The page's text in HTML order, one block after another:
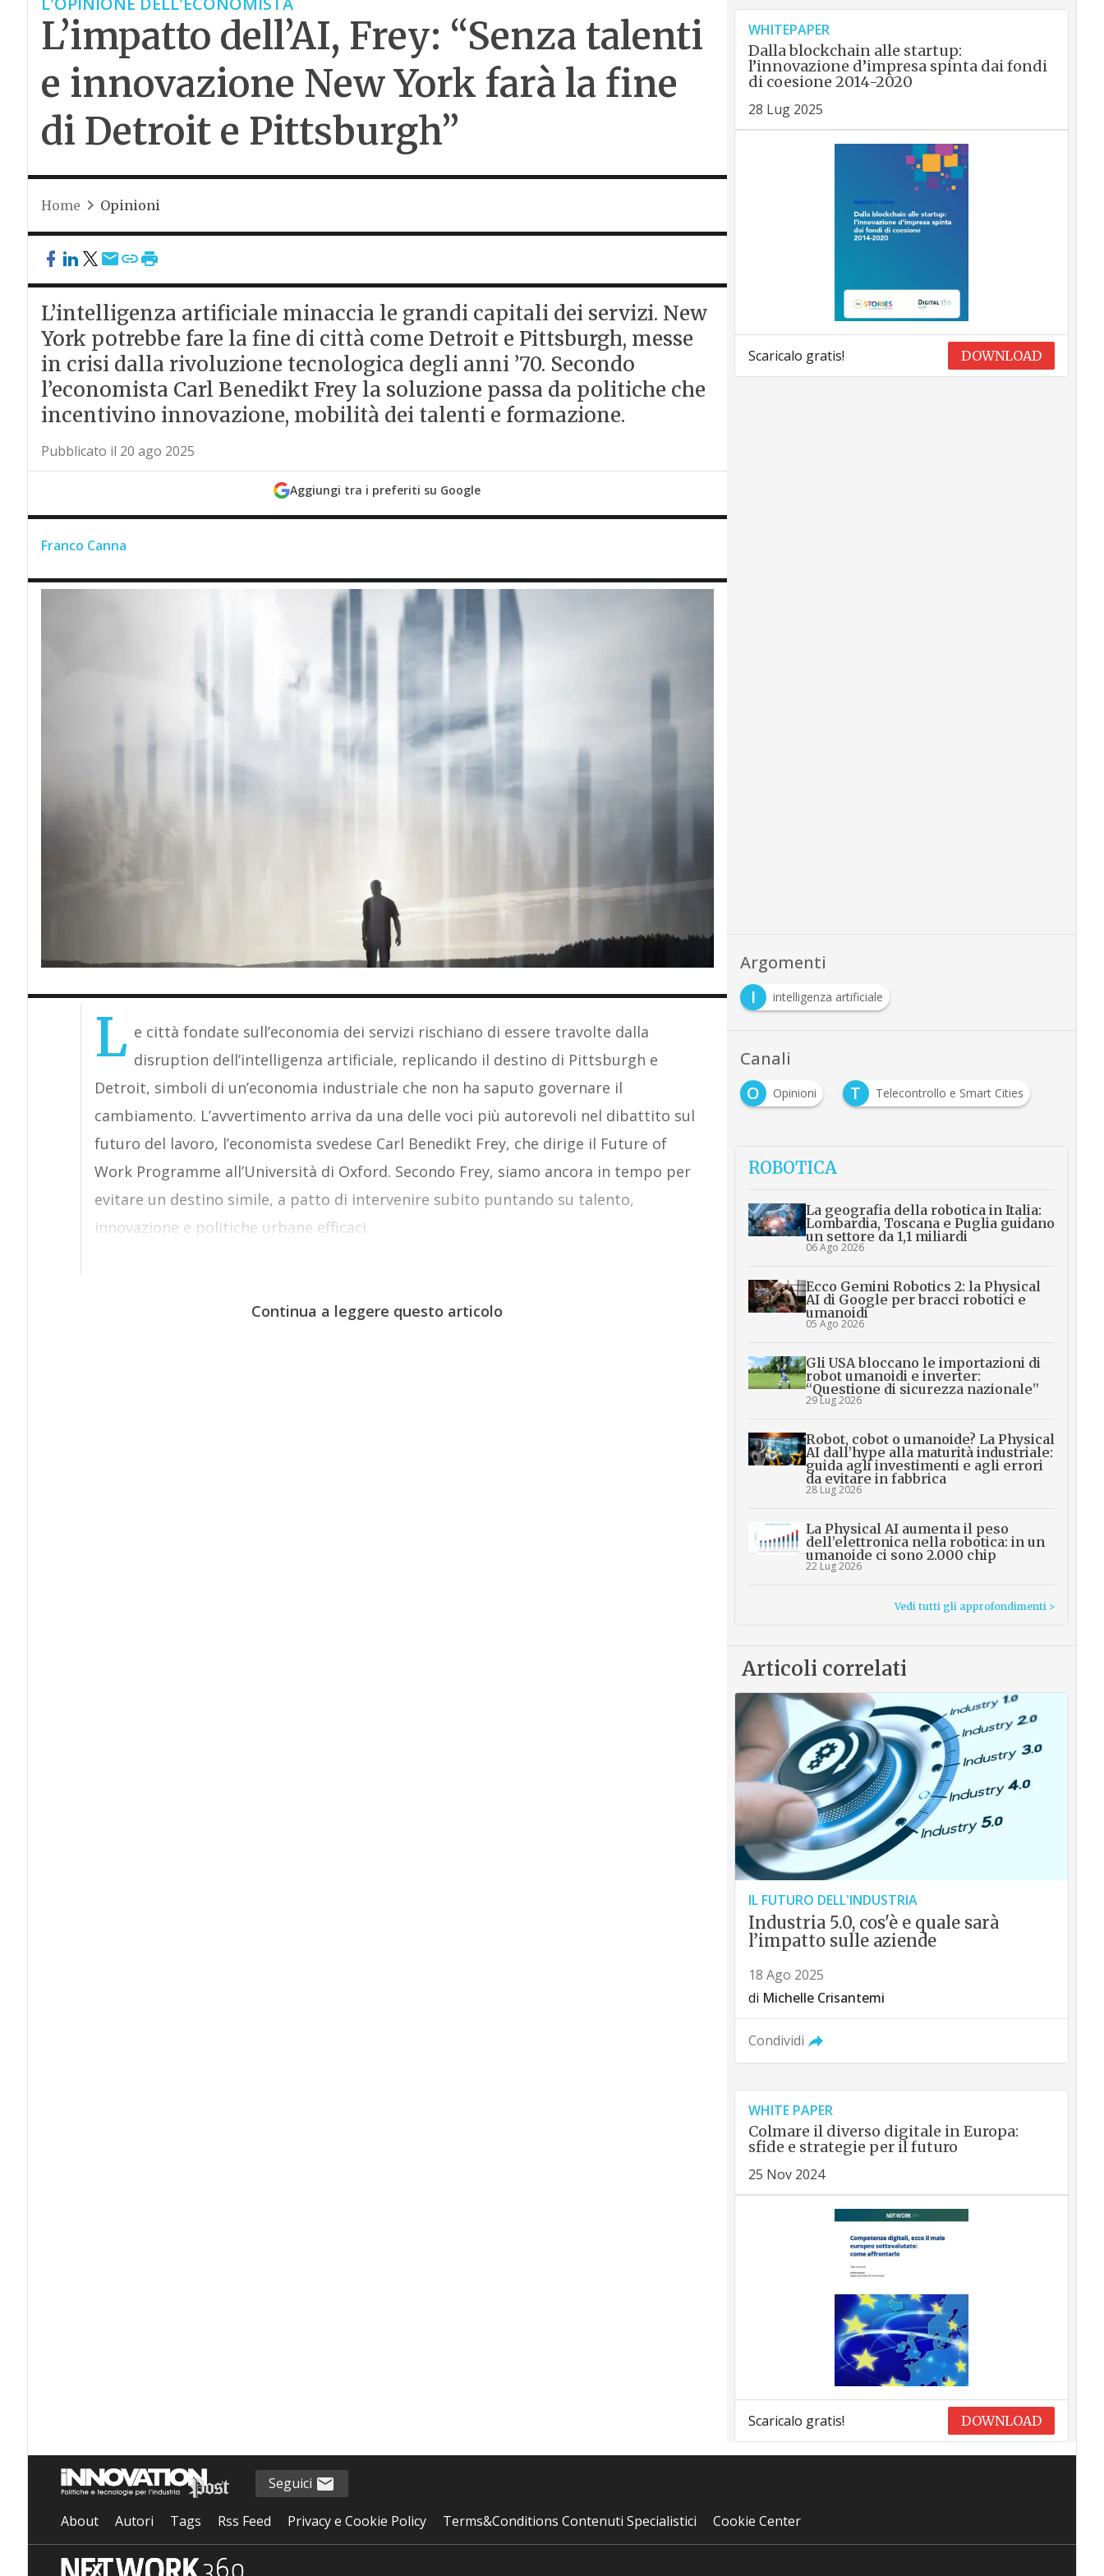
L’impatto dell’AI, Frey: “Senza talenti
e innovazione New York farà la fine
di Detroit e Pittsburgh”
Home Opinioni
L’intelligenza artificiale minaccia le grandi capitali dei servizi. New
York potrebbe fare la fine di città come Detroit e Pittsburgh, messe
in crisi dalla rivoluzione tecnologica degli anni ’70. Secondo
l’economista Carl Benedikt Frey la soluzione passa da politiche che
incentivino innovazione, mobilità dei talenti e formazione.
Pubblicato il 20 ago 2025
Aggiungi tra i preferiti su Google
Franco Canna
L e città fondate sull’economia dei servizi rischiano di essere travolte dalla
disruption dell’intelligenza artificiale, replicando il destino di Pittsburgh e
Detroit, simboli di un’economia industriale che non ha saputo governare il
cambiamento. L’avvertimento arriva da una delle voci più autorevoli nel dibattito sul
futuro del lavoro, l’economista svedese Carl Benedikt Frey, che dirige il Future of
Work Programme all’Università di Oxford. Secondo Frey, siamo ancora in tempo per
evitare un destino simile, a patto di intervenire subito puntando su talento,
innovazione e politiche urbane efficaci.
Continua a leggere questo articolo
WHITEPAPER
Dalla blockchain alle startup:
l’innovazione d’impresa spinta dai fondi
di coesione 2014-2020
28 Lug 2025
Scaricalo gratis! DOWNLOAD
Argomenti
I
intelligenza artificiale
Canali
O
Opinioni T Telecontrollo e Smart Cities
ROBOTICA
La geografia della robotica in Italia:
Lombardia, Toscana e Puglia guidano
un settore da 1,1 miliardi
06 Ago 2026
Ecco Gemini Robotics 2: la Physical
AI di Google per bracci robotici e
umanoidi
05 Ago 2026
Gli USA bloccano le importazioni di
robot umanoidi e inverter:
“Questione di sicurezza nazionale”
29 Lug 2026
Robot, cobot o umanoide? La Physical
AI dall’hype alla maturità industriale:
guida agli investimenti e agli errori
da evitare in fabbrica
28 Lug 2026
La Physical AI aumenta il peso
dell’elettronica nella robotica: in un
umanoide ci sono 2.000 chip
22 Lug 2026
Vedi tutti gli approfondimenti >
Articoli correlati
IL FUTURO DELL'INDUSTRIA
Industria 5.0, cos'è e quale sarà
l’impatto sulle aziende
18 Ago 2025
di Michelle Crisantemi
Condividi
WHITE PAPER
Colmare il diverso digitale in Europa:
sfide e strategie per il futuro
25 Nov 2024
Scaricalo gratis! DOWNLOAD
Seguici
About Autori Tags Rss Feed Privacy e Cookie Policy Terms&Conditions Contenuti Specialistici Cookie Center